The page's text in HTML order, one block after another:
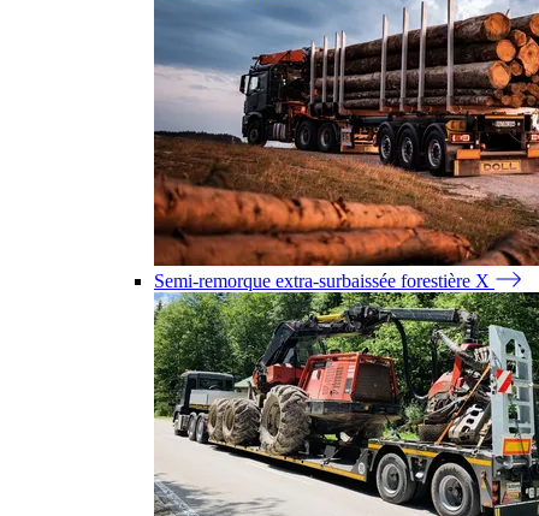
Semi-remorque extra-surbaissée forestière X